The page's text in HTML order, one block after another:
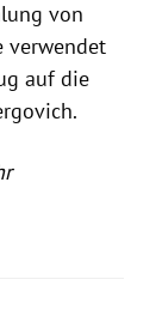
von
verwendet
auf die